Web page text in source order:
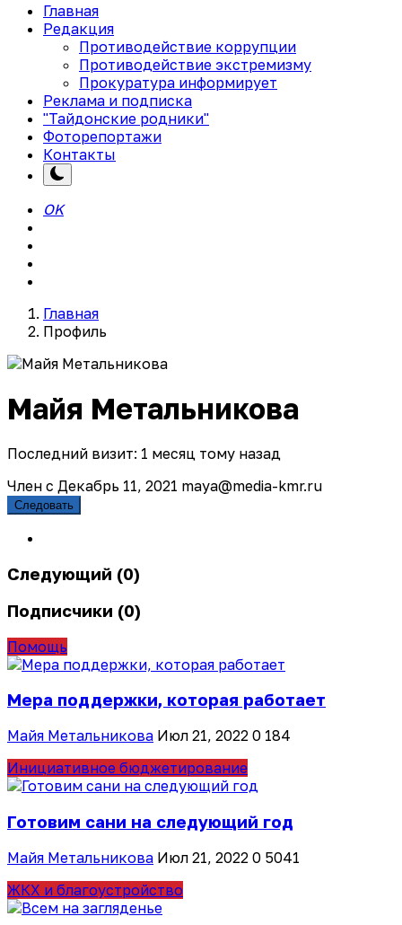
Главная
Редакция
Противодействие коррупции
Противодействие экстремизму
Прокуратура информирует
Реклама и подписка
"Тайдонские родники"
Фоторепортажи
Контакты
OK
Главная
Профиль
Майя Метальникова
Последний визит: 1 месяц тому назад
Член с Декабрь 11, 2021 maya@media-kmr.ru
Следовать
Следующий (0)
Подписчики (0)
Помощь
Мера поддержки, которая работает
Майя Метальникова Июл 21, 2022 0 184
Инициативное бюджетирование
Готовим сани на следующий год
Майя Метальникова Июл 21, 2022 0 5041
ЖКХ и благоустройство